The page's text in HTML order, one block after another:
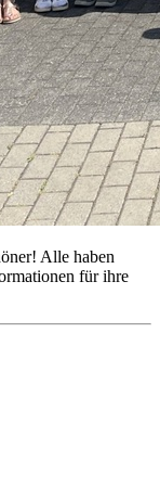
Alle haben
für ihre